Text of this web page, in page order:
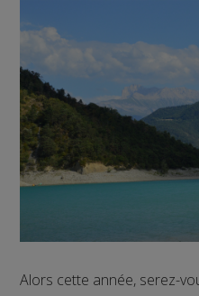
Alors cette année, serez-